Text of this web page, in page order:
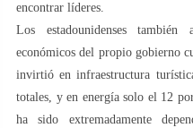
encontrar líderes.
Los estadounidenses también
económicos del propio gobierno
invirtió en infraestructura
totales, y en energía solo el 12
ha sido extremadamente